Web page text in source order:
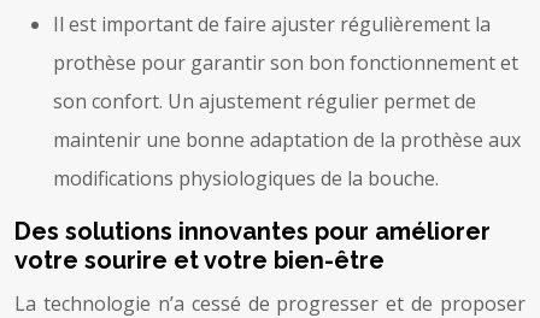
Il est important de faire ajuster régulièrement la
prothèse pour garantir son bon fonctionnement et
son confort. Un ajustement régulier permet de
maintenir une bonne adaptation de la prothèse aux
modifications physiologiques de la bouche.
Des solutions innovantes pour améliorer
votre sourire et votre bien-être
La technologie n’a cessé de progresser et de proposer